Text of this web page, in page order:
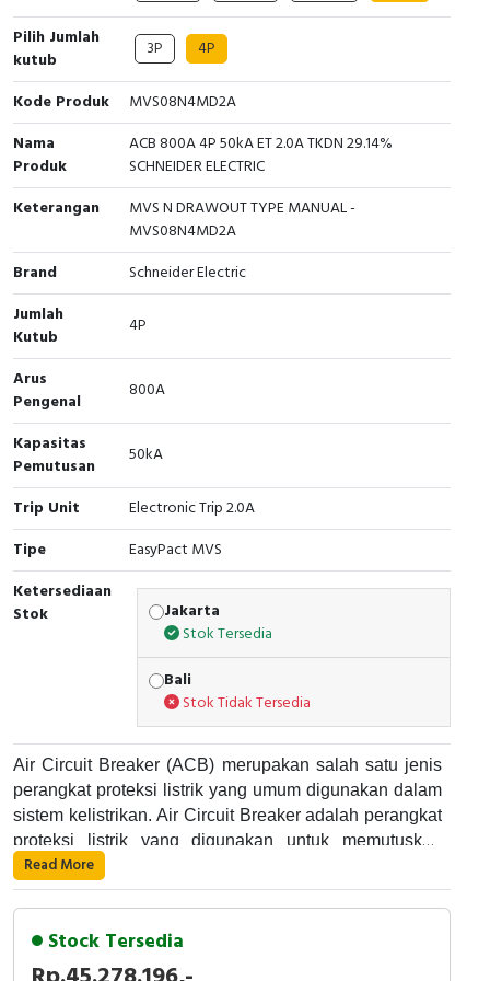
Cable Operated Switch
Signalling Columns
Safety Sensors
Pressure Switch
Ultrasonic & Rotary Encoder
Limit Switch
Inductive Sensors
Photoelectric
Cam Switch
RFID
Capacitive Sensors
Safety Switch
Radio Frequency
Panel Box
Pilih Jumlah
kutub
3P 4P
Kode Produk
MVS08N4MD2A
Nama
Produk
ACB 800A 4P 50kA ET 2.0A TKDN 29.14%
SCHNEIDER ELECTRIC
Keterangan
MVS N DRAWOUT TYPE MANUAL -
MVS08N4MD2A
Brand
Schneider Electric
Jumlah
Kutub
4P
Arus
Pengenal
800A
Kapasitas
Pemutusan
50kA
Trip Unit
Electronic Trip 2.0A
Tipe
EasyPact MVS
Ketersediaan
Stok
Jakarta
Stok Tersedia
Bali
Stok Tidak Tersedia
Air Circuit Breaker (ACB) merupakan salah satu jenis
perangkat proteksi listrik yang umum digunakan dalam
sistem kelistrikan. Air Circuit Breaker adalah perangkat
proteksi listrik yang digunakan untuk memutuskan
aliran listrik pada suatu rangkaian listrik saat terjadi
gangguan atau kelebihan arus. Alat ini umumnya
digunakan di dalam panel listrik industri dan dapat
digunakan pada sistem listrik dengan tegangan yang
cukup besar.
Air Circuit Breaker bekerja dengan cara memutuskan
aliran listrik pada suatu rangkaian listrik saat terjadi
gangguan atau kelebihan arus. Air Circuit Breaker
Read More
Stock Tersedia